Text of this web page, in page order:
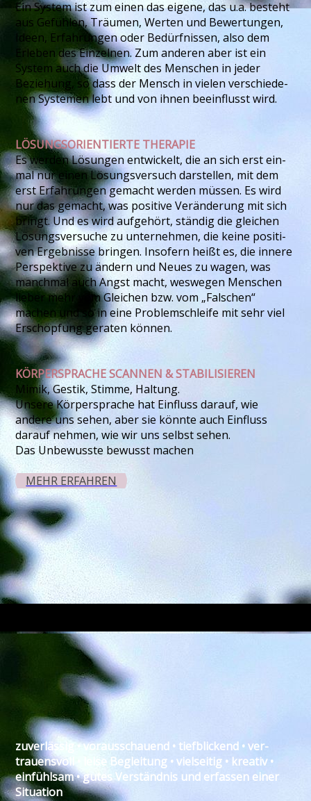
Ein System ist zum einen das eigene, das u.a. be­steht
aus Gefühlen, Träumen, Werten und Be­wer­tun­­gen,
Ideen, Erfahrungen oder Bedürfnissen, also dem
Erleben des Einzelnen. Zum anderen aber ist ein
System auch die Umwelt des Menschen in jeder
Beziehung, so dass der Mensch in vielen ver­schie­de­
nen Systemen lebt und von ihnen beeinflusst wird.
LÖSUNGSORIENTIERTE THERAPIE
Es werden Lösungen entwickelt, die an sich erst ein­
mal nur einen Lösungs­versuch darstellen, mit dem
erst Erfahrungen gemacht werden müssen. Es wird
nur das gemacht, was positive Veränderung mit sich
bringt. Und es wird auf­ge­hört, ständig die gleichen
Lösungsversuche zu unternehmen, die keine po­si­ti­
ven Ergebnisse bringen. Insofern heißt es, die innere
Perspektive zu ändern und Neues zu wagen, was
manchmal auch Angst macht, weswegen Menschen
lieber mehr vom Gleichen bzw. vom „Falschen“
machen und so in eine Problemschleife mit sehr viel
Erschöpfung geraten können.
KÖRPERSPRACHE SCANNEN & STABILISIEREN
Mimik, Gestik, Stimme, Haltung.
Unsere Körpersprache hat Einfluss darauf, wie
andere uns sehen, aber sie könnte auch Einfluss
darauf nehmen, wie wir uns selbst sehen.
Das Unbewusste bewusst machen
MEHR ERFAHREN
zu­ver­lässig • voraus­schauend • tief­blickend • ver­
trauens­voll • leise Begleitung • viel­seitig • kreativ •
ein­fühl­sam • gutes Ver­ständnis und erfassen einer
Situation